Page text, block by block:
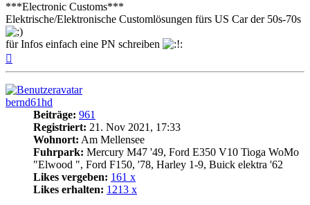
***Electronic Customs***
Elektrische/Elektronische Customlösungen fürs US Car der 50s-70s
für Infos einfach eine PN schreiben
bernd61hd
Beiträge: 961
Registriert: 21. Nov 2021, 17:33
Wohnort: Am Mellensee
Fuhrpark: Mercury M47 '49, Ford E350 V10 Tioga WoMo
"Elwood ", Ford F150, '78, Harley 1-9, Buick elektra '62
Likes vergeben: 161 x
Likes erhalten: 1213 x